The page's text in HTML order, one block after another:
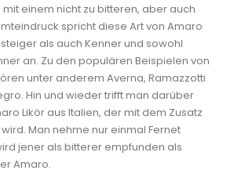
mit einem nicht zu bitteren, aber auch
spricht diese Art von Amaro
als auch Kenner und sowohl
an. Zu den populären Beispielen von
unter anderem Averna, Ramazzotti
Hin und wieder trifft man darüber
Likör aus Italien, der mit dem Zusatz
Man nehme nur einmal Fernet
jener als bitterer empfunden als
Amaro.